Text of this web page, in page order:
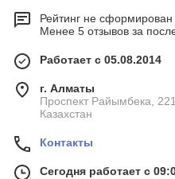
Рейтинг не сформирован
Менее 5 отзывов за
Работает с 05.08.2014
г. Алматы
Проспект Райымбека,
Казахстан
Контакты
Сегодня работает с